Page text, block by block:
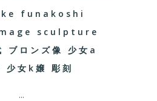
funakoshi
sculpture
ブロンズ像 少女a
少女k嬢 彫刻
...